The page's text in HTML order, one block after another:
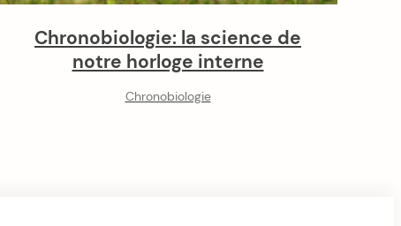
Chronobiologie: la science de
notre horloge interne
Chronobiologie